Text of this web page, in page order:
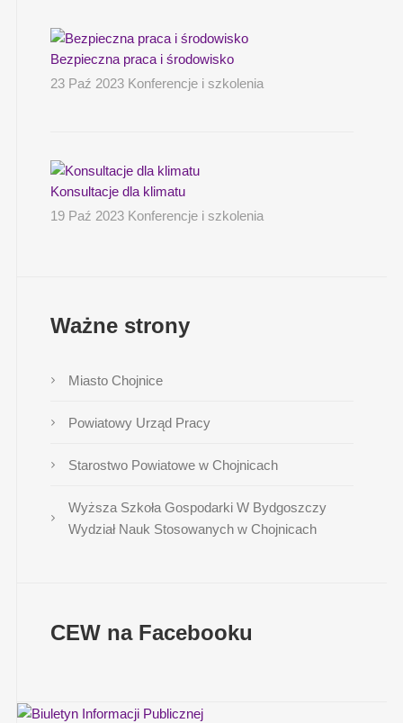
Bezpieczna praca i środowisko
23 Paź 2023 Konferencje i szkolenia
Konsultacje dla klimatu
19 Paź 2023 Konferencje i szkolenia
Ważne strony
Miasto Chojnice
Powiatowy Urząd Pracy
Starostwo Powiatowe w Chojnicach
Wyższa Szkoła Gospodarki W Bydgoszczy
Wydział Nauk Stosowanych w Chojnicach
CEW na Facebooku